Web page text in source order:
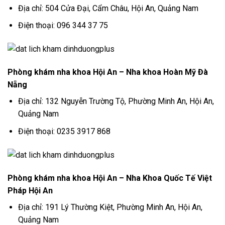
Địa chỉ: 504 Cửa Đại, Cẩm Châu, Hội An, Quảng Nam
Điện thoại: 096 344 37 75
Phòng khám nha khoa Hội An – Nha khoa Hoàn Mỹ Đà
Nẵng
Địa chỉ: 132 Nguyễn Trường Tộ, Phường Minh An, Hội An,
Quảng Nam
Điện thoại: 0235 3917 868
Phòng khám nha khoa Hội An – Nha Khoa Quốc Tế Việt
Pháp Hội An
Địa chỉ: 191 Lý Thường Kiệt, Phường Minh An, Hội An,
Quảng Nam